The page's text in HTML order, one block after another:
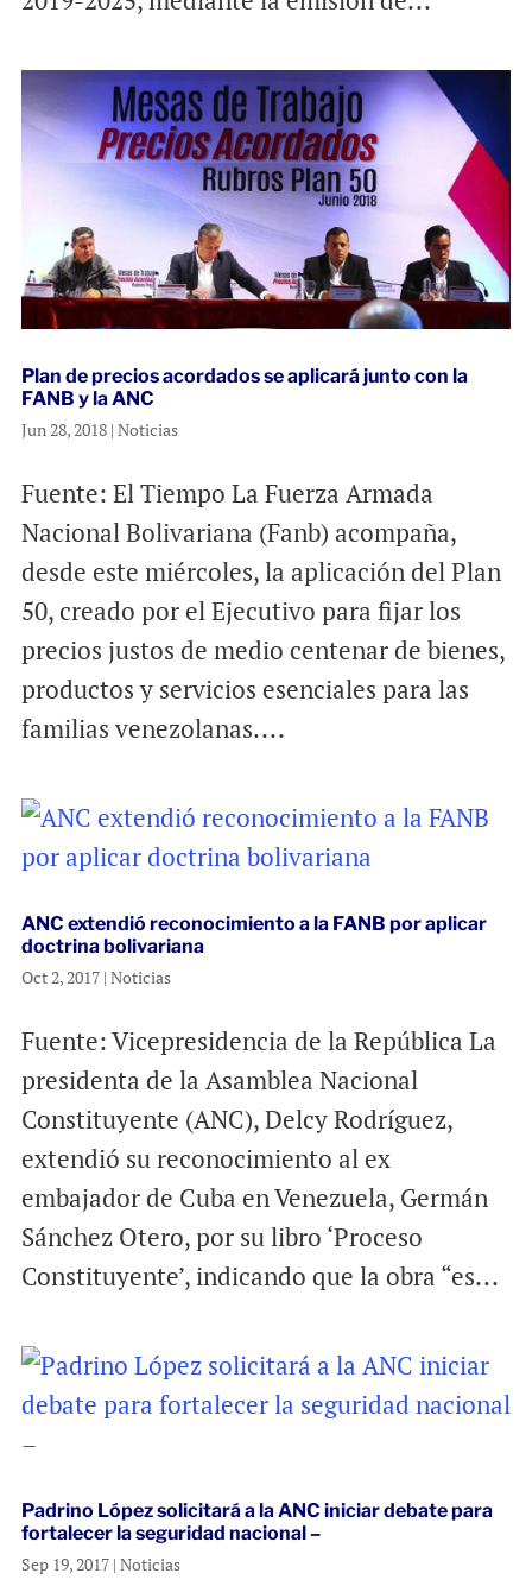
Plan de precios acordados se aplicará junto con la
FANB y la ANC
Jun 28, 2018| Noticias
Fuente: El Tiempo La Fuerza Armada
Nacional Bolivariana (Fanb) acompaña,
desde este miércoles, la aplicación del Plan
50, creado por el Ejecutivo para fijar los
precios justos de medio centenar de bienes,
productos y servicios esenciales para las
familias venezolanas....
ANC extendió reconocimiento a la FANB por aplicar
doctrina bolivariana
Oct 2, 2017| Noticias
Fuente: Vicepresidencia de la República La
presidenta de la Asamblea Nacional
Constituyente (ANC), Delcy Rodríguez,
extendió su reconocimiento al ex
embajador de Cuba en Venezuela, Germán
Sánchez Otero, por su libro ‘Proceso
Constituyente’, indicando que la obra “es...
Padrino López solicitará a la ANC iniciar debate para
fortalecer la seguridad nacional –
Sep 19, 2017| Noticias